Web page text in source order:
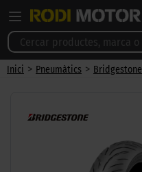
Inici > Pneumàtics > Bridgestone